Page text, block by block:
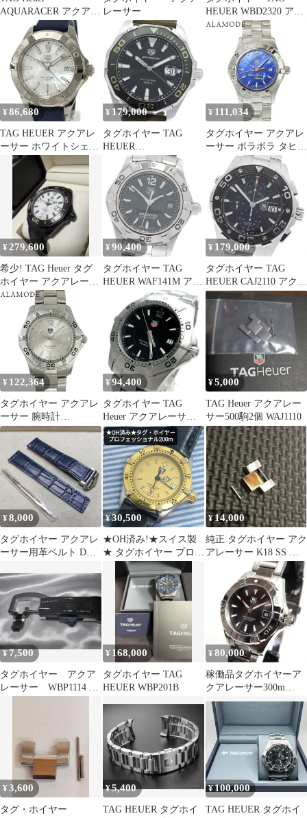
AQUARACER アクアレ
ーサー 自動巻き チタン
レーサー
HEUER WBD2320 アク
アレーサー 11Pダイヤ
デイト 自動巻き レディ
ース _971136
¥ 86,680
TAG HEUER アクアレ
ーサー ホワイトシェル
SS ラバー クォーツ
WBD131A.FT6170
¥ 179,000
タグホイヤー TAG
HEUER
WAY101E.FC8222 アク
アレーサー デイト クォ
ーツ メンズ 箱・保証書
付き_972445
¥ 111,034
タグホイヤー アクアレ
ーサー ボラボラ タヒチ
WAF141N SS シェル文
字盤 ブルー クオーツ
レディース
41100109530【中古】
【アラモード】
¥279,600
希少! TAG Heuer タグ
ホイヤー アクアレーサ
ー ナイトダイバー
¥ 90,400
タグホイヤー TAG
HEUER WAF141M アク
アレーサー モルディブ
400本限定 クォーツ レ
ディース _962602
¥ 179,000
タグホイヤー TAG
HEUER CAJ2110 アクア
レーサー デイト クロノ
グラフ 自動巻き メンズ
保証書付き_956801
¥ 122,364
タグホイヤー アクアレ
ーサー 腕時計
WAF1112.BA0801 SS シ
ルバー クオーツ メンズ
41100111085【中古】
【アラモード】
¥ 94,400
タグホイヤー TAG
Heuer アクアレーサー
メンズ 黒文字盤
WAF1110 時計 Aquaracer
箱 クォーツ 稼動品
¥5,000
TAG Heuer アクアレー
サー500駒2個 WAJ1110
¥8,000
タグホイヤー アクアレ
ーサー用革ベルト Dバ
用】
¥30,500
★OH済み!★スイス製
★ タグホイヤー プロフ
ェッショナル 200m
¥ 14,000
純正 タグホイヤー アク
アレーサー K18 SS 駒
コマ 17mm #B387
¥7,500
タグホイヤー アクア
レーサー WBP1114 コ
¥ 168,000
タグホイヤー TAG
HEUER WBP201B
¥ 80,000
稼働品タグホイヤーア
クアレーサー300m
WAY1410 BA0920レデ
ィース
¥3,600
タグ・ホイヤー
¥5,400
TAG HEUER タグホイ
¥100,000
TAG HEUER タグホイ